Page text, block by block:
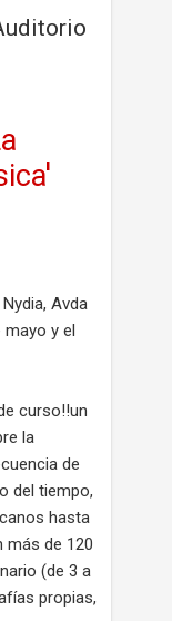
Avda
mayo y el
curso!!un
la
de
del tiempo,
hasta
más de 120
(de 3 a
propias,